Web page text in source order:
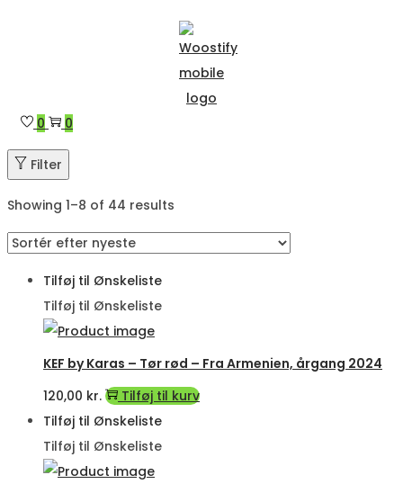
0 0
Filter
Showing 1–8 of 44 results
Tilføj til Ønskeliste
Tilføj til Ønskeliste
KEF by Karas – Tør rød – Fra Armenien, årgang 2024
120,00 kr.
Tilføj til kurv
Tilføj til Ønskeliste
Tilføj til Ønskeliste
Hjemmesiden er under konstruktion/under Construction